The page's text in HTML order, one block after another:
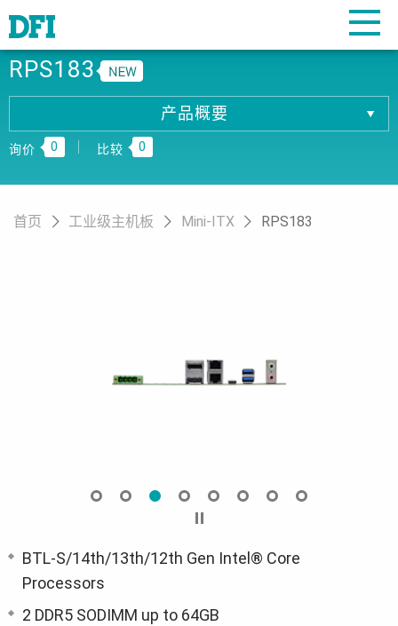
RPS183
产品概要
产品概要
相關下载
订购资讯
询价 0 比较 0
首页 工业级主机板 Mini-ITX RPS183
BTL-S/14th/13th/12th Gen Intel® Core
Processors
2 DDR5 SODIMM up to 64GB